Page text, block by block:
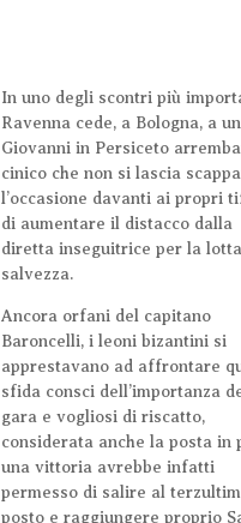
In uno degli scontri più
Ravenna cede, a Bologna, a
Giovanni in Persiceto
cinico che non si lascia
l’occasione davanti ai propri
di aumentare il distacco dalla
diretta inseguitrice per la lotta
salvezza.
Ancora orfani del capitano
Baroncelli, i leoni bizantini si
apprestavano ad affrontare
sfida consci dell’importanza
gara e vogliosi di riscatto,
considerata anche la posta in
una vittoria avrebbe infatti
permesso di salire al
posto e raggiungere proprio